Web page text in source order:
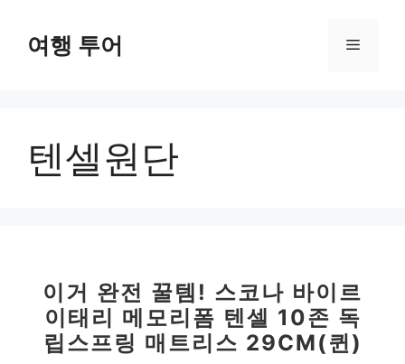
여행 투어 메
텐셀원단
이거 완전 꿀템! 스코나 바이르
이태리 메모리폼 텐셀 10존 독
립스프링 매트리스 29CM(퀸)